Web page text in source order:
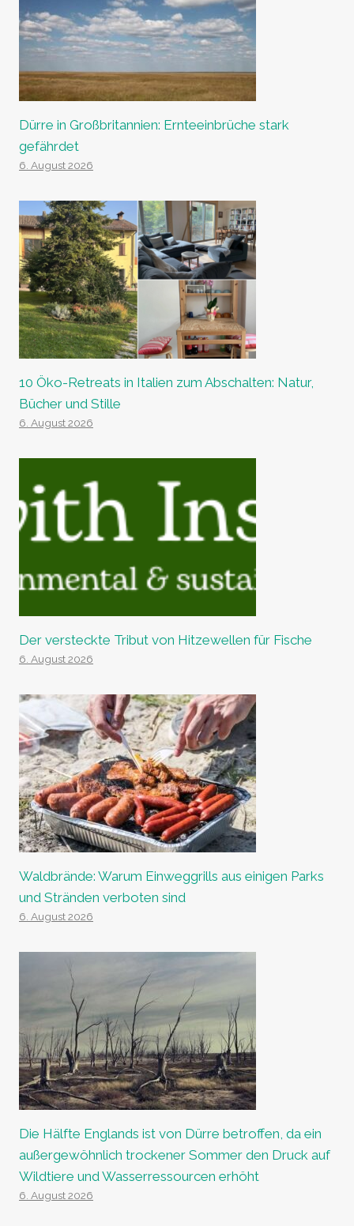
Dürre in Großbritannien: Ernteeinbrüche stark
gefährdet
6. August 2026
10 Öko-Retreats in Italien zum Abschalten: Natur,
Bücher und Stille
6. August 2026
Der versteckte Tribut von Hitzewellen für Fische
6. August 2026
Waldbrände: Warum Einweggrills aus einigen Parks
und Stränden verboten sind
6. August 2026
Die Hälfte Englands ist von Dürre betroffen, da ein
außergewöhnlich trockener Sommer den Druck auf
Wildtiere und Wasserressourcen erhöht
6. August 2026